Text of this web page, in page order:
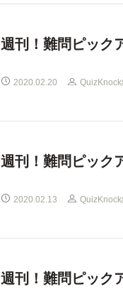
週刊！難問ピック
2020.02.20 QuizKnock
週刊！難問ピック
2020.02.13 QuizKnock
週刊！難問ピック